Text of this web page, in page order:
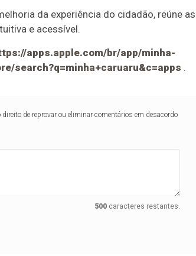
da experiência do cidadão, reúne as
e acessível.
apps.apple.com/br/app/minha-
search?q=minha+caruaru&c=apps .
de reprovar ou eliminar comentários em desacordo
500caracteres restantes.